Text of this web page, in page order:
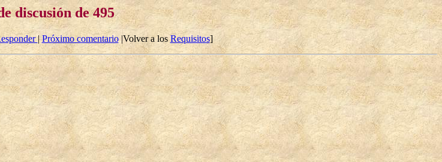
discusión de 495
|Próximo comentario|Volver a losRequisitos]